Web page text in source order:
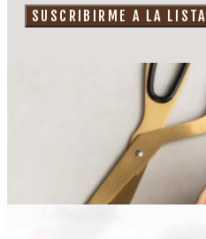
SUSCRIBIRME A LA LISTA